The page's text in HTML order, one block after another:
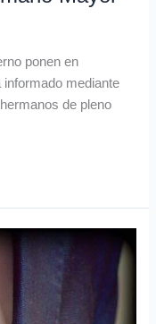
ponen en
mediante
de pleno